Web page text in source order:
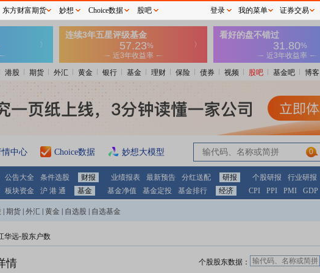
港股 期货 外汇 黄金 银行 基金 理财 保险 债券 视频 股吧 基金吧 博客
情中心 Choice数据 妙想大模型 0
公告大全 条件选股 财报 业绩报表 最新预告 分红送配 研报 个股研报 行业研报
板块资金 沪 港 通 基金 基金净值 基金定投 基金排行 经济 CPI PPI PMI GDP
期货 外汇 黄金 自选股 自选基金
华远-股东户数
情 个股股东数据：
东方财富期货 妙想 Choice数据 股吧 登录 我的菜单 证券交易